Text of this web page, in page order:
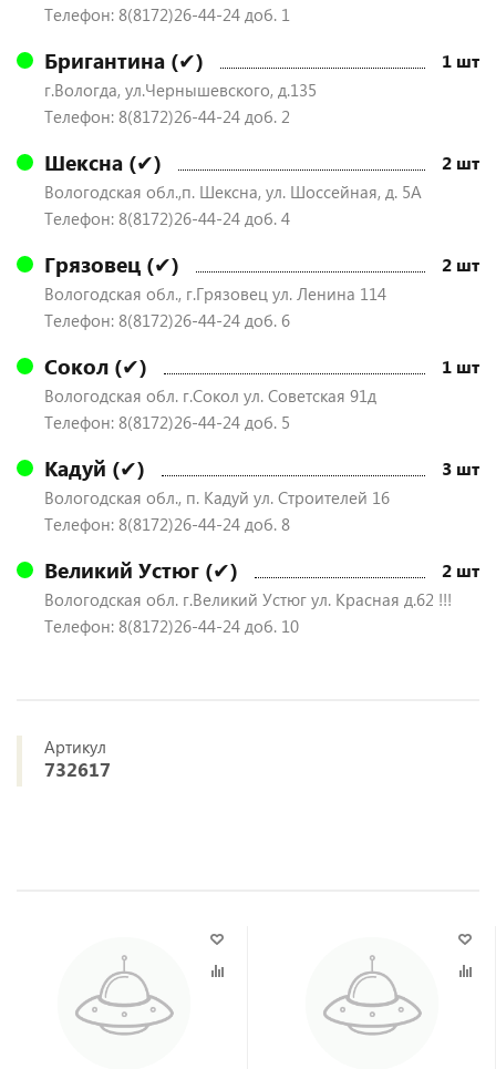
Телефон: 8(8172)26-44-24 доб. 1
Бригантина (✔) 1 шт
г.Вологда, ул.Чернышевского, д.135
Телефон: 8(8172)26-44-24 доб. 2
Шексна (✔) 2 шт
Вологодская обл.,п. Шексна, ул. Шоссейная, д. 5А
Телефон: 8(8172)26-44-24 доб. 4
Грязовец (✔) 2 шт
Вологодская обл., г.Грязовец ул. Ленина 114
Телефон: 8(8172)26-44-24 доб. 6
Сокол (✔) 1 шт
Вологодская обл. г.Сокол ул. Советская 91д
Телефон: 8(8172)26-44-24 доб. 5
Кадуй (✔) 3 шт
Вологодская обл., п. Кадуй ул. Строителей 16
Телефон: 8(8172)26-44-24 доб. 8
Великий Устюг (✔) 2 шт
Вологодская обл. г.Великий Устюг ул. Красная д.62 !!!
Телефон: 8(8172)26-44-24 доб. 10
Артикул
732617